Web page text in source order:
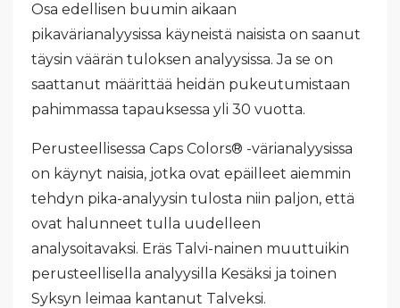
Osa edellisen buumin aikaan
pikavärianalyysissa käyneistä naisista on saanut
täysin väärän tuloksen analyysissa. Ja se on
saattanut määrittää heidän pukeutumistaan
pahimmassa tapauksessa yli 30 vuotta.
Perusteellisessa Caps Colors® -värianalyysissa
on käynyt naisia, jotka ovat epäilleet aiemmin
tehdyn pika-analyysin tulosta niin paljon, että
ovat halunneet tulla uudelleen
analysoitavaksi. Eräs Talvi-nainen muuttuikin
perusteellisella analyysilla Kesäksi ja toinen
Syksyn leimaa kantanut Talveksi.